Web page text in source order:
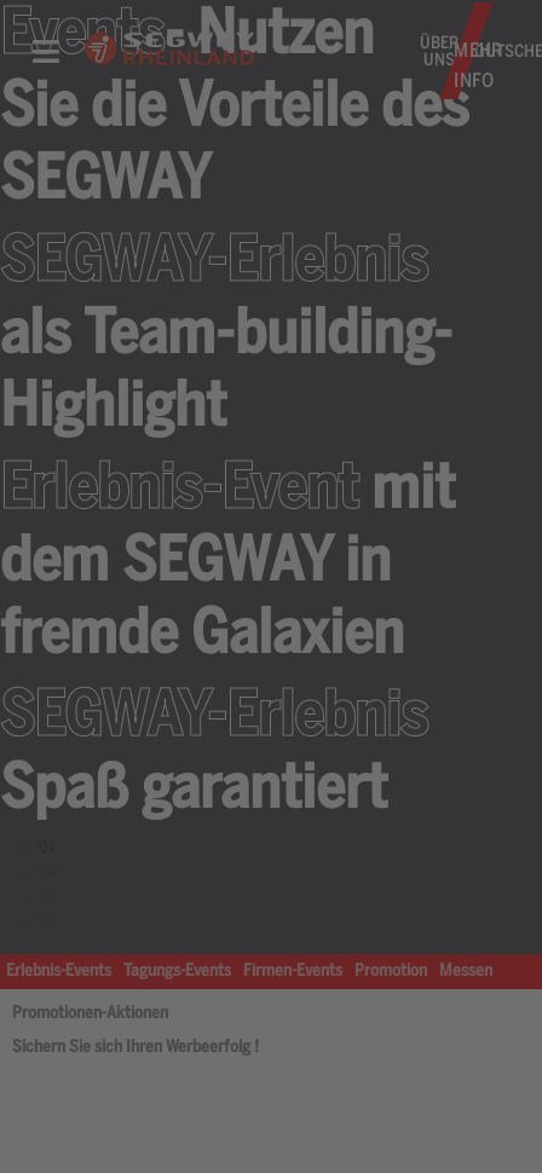
ÜBER
UNSMEHR
INFO
Events- Nutzen
Sie die Vorteile des
SEGWAY
SEGWAY-Erlebnis
als Team-building-
Highlight
Erlebnis-Eventmit
dem SEGWAY in
fremde Galaxien
SEGWAY-Erlebnis
Spaß garantiert
Erlebnis-Events Tagungs-Events Firmen-Events Promotion Messen
Promotionen-Aktionen
Sichern Sie sich Ihren Werbeerfolg !